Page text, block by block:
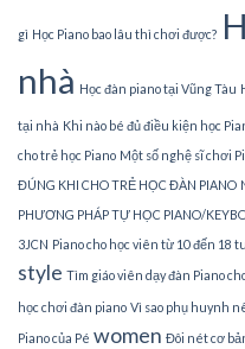
gì Học Piano bao lâu thì chơi được?
nhà Học đàn piano tại Vũng Tàu
tại nhà Khi nào bé đủ điều kiện học
cho trẻ học Piano Một số nghệ sĩ chơi
ĐÚNG KHI CHO TRẺ HỌC ĐÀN PIANO
PHƯƠNG PHÁP TỰ HỌC PIANO/
3JCN Piano cho học viên từ 10 đến 18
style Tìm giáo viên dạy đàn Piano
học chơi đàn piano Vì sao phụ huynh
Piano của Pé women Đôi nét cơ